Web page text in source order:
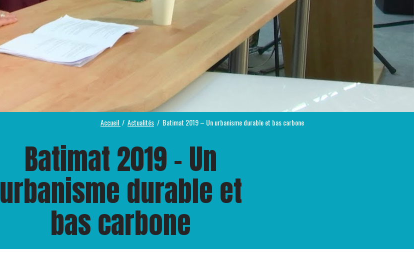
Accueil Actualités Batimat 2019 – Un urbanisme durable et bas carbone
Batimat 2019 – Un
urbanisme durable et
bas carbone